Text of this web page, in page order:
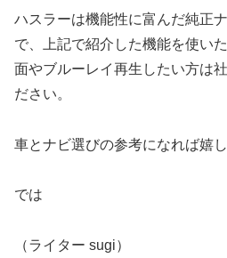
ハスラーは機能性に富んだ純正
で、上記で紹介した機能を使い
面やブルーレイ再生したい方は
ださい。
車とナビ選びの参考になれば嬉し
では
（ライター sugi）